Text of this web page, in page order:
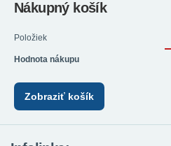
Nákupný košík
Položiek
Hodnota nákupu
Zobraziť košík